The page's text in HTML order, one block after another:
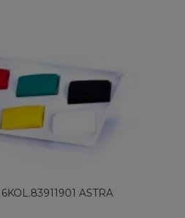
MODELINA 6KOL.83911901 ASTRA